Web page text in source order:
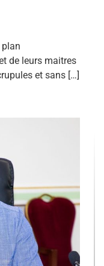
plan
de leurs maitres
et sans […]